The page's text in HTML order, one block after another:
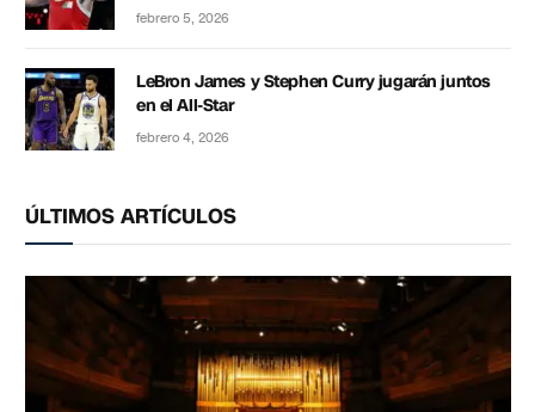
febrero 5, 2026
LeBron James y Stephen Curry jugarán juntos
en el All-Star
febrero 4, 2026
ÚLTIMOS ARTÍCULOS